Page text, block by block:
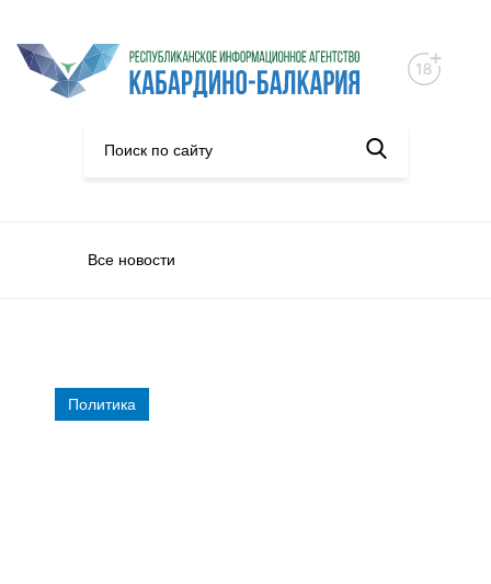
Все новости
Политика